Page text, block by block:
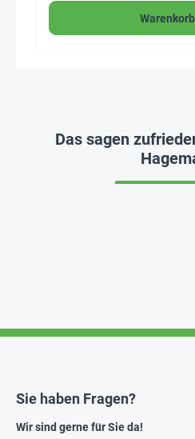
Warenkorb
Das sagen
Sie haben Fragen?
Wir sind gerne für Sie da!